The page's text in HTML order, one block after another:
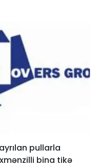
pullarla
bina tikə